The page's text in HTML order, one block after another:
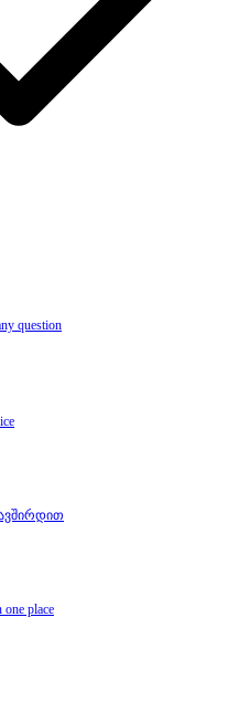
question
place